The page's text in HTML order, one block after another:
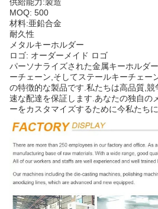
供給能力:製造
MOQ: 500
材料:亜鉛合金
耐久性
メタルキーホルダー
ロゴ: オーダーメイド ロゴ
パーソナライズされた金属キーホルダ
ーチェーン,そしてステールキーチェー
の特徴的な製品です.私たちは高品質,
速な配達を保証します.あなたの独自の
ーをカスタマイズするために今私たち